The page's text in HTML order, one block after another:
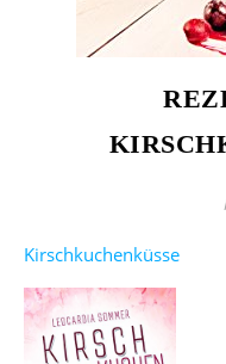
Kirschkuchenküsse